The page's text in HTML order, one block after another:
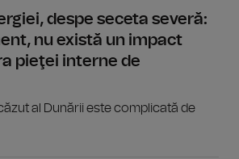
despe seceta severă:
nu există un impact
pieţei interne de
al Dunării este complicată de